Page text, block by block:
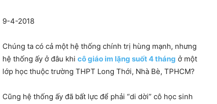
9-4-2018
Chúng ta có cả một hệ thống chính trị hùng mạnh, nhưng
hệ thống ấy ở đâu khi cô giáo im lặng suốt 4 tháng ở một
lớp học thuộc trường THPT Long Thới, Nhà Bè, TPHCM?
Cũng hệ thống ấy đã bất lực để phải “di dời” cô học sinh